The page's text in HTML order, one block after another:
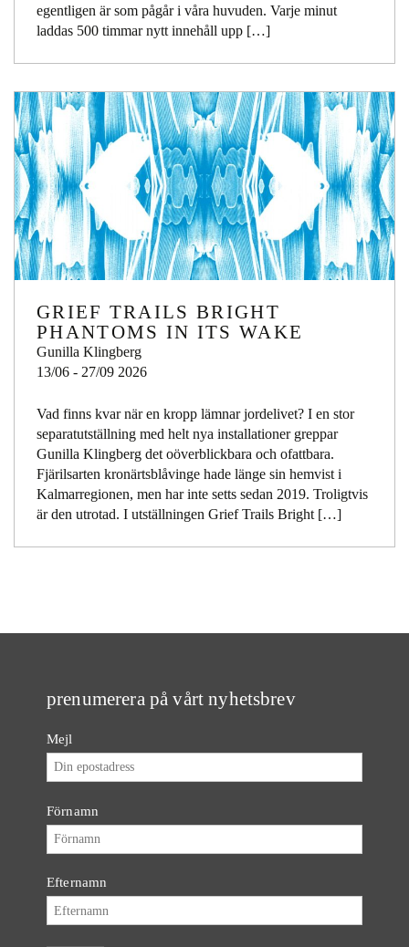
egentligen är som pågår i våra huvuden. Varje minut
laddas 500 timmar nytt innehåll upp […]
GRIEF TRAILS BRIGHT
PHANTOMS IN ITS WAKE
Gunilla Klingberg
13/06 - 27/09 2026
Vad finns kvar när en kropp lämnar jordelivet? I en stor
separatutställning med helt nya installationer greppar
Gunilla Klingberg det oöverblickbara och ofattbara.
Fjärilsarten kronärtsblåvinge hade länge sin hemvist i
Kalmarregionen, men har inte setts sedan 2019. Troligtvis
är den utrotad. I utställningen Grief Trails Bright […]
prenumerera på vårt nyhetsbrev
Mejl
Förnamn
Efternamn